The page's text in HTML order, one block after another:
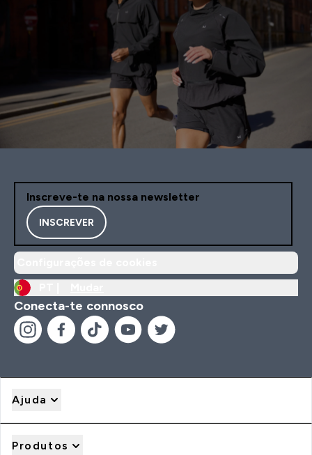
Inscreve-te na nossa newsletter
INSCREVER
Conecta-te connosco
Ajuda
Produtos